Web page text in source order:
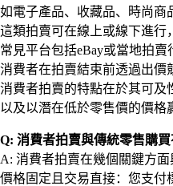
如電子產品、收藏品、時尚商
這類拍賣可在線上或線下進行，
常見平台包括eBay或當地拍賣
消費者在拍賣結束前透過出價
消費者拍賣的特點在於其可及
以及以潛在低於零售價的價格
Q: 消費者拍賣與傳統零售購買
A: 消費者拍賣在幾個關鍵方面
價格固定且交易直接：您支付